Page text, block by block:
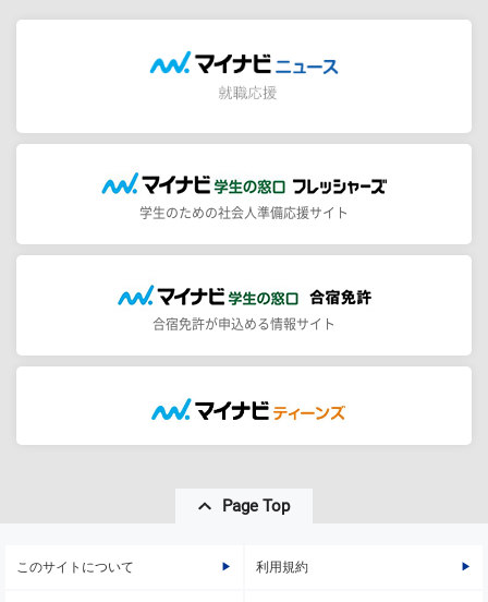
学生のための社会人準備応援サイト
合宿免許が申込める情報サイト
Page Top
このサイトについて 利用規約